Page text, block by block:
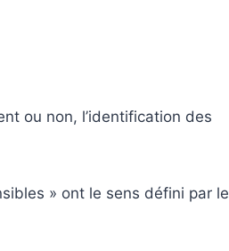
ou non, l’identification des
» ont le sens défini par le